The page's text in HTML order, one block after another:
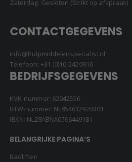
Zaterdag: Gesloten (Strikt op afspraak)
CONTACTGEGEVENS
info@hulpmiddelenspecialist.nl
Telefoon: +31 (0)10-2420916
BEDRIJFSGEGEVENS
KVK-nummer: 62042556
BTW-nummer: NL854612920B01
IBAN: NL28ABNA0506449181
BELANGRIJKE PAGINA’S
Badliften